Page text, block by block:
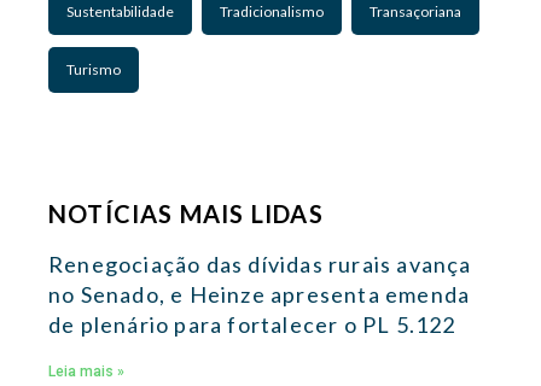
Sustentabilidade Tradicionalismo Transaçoriana
Turismo
NOTÍCIAS MAIS LIDAS
Renegociação das dívidas rurais avança
no Senado, e Heinze apresenta emenda
de plenário para fortalecer o PL 5.122
Leia mais »